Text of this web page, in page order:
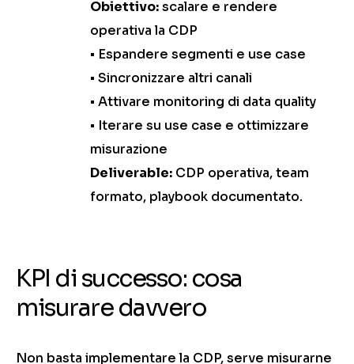
Obiettivo:scalare e rendere
operativa la CDP
• Espandere segmenti e use case
• Sincronizzare altri canali
• Attivare monitoring di data quality
• Iterare su use case e ottimizzare
misurazione
Deliverable: CDP operativa, team
formato, playbook documentato.
KPI di successo: cosa
misurare davvero
Non basta implementare la CDP, serve misurarne